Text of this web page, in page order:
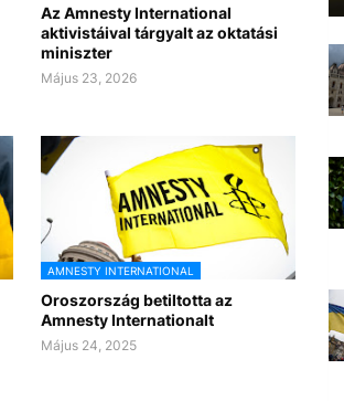
Az Amnesty International
aktivistáival tárgyalt az oktatási
miniszter
Május 23, 2026
AMNESTY INTERNATIONAL
Oroszország betiltotta az
Amnesty Internationalt
Május 24, 2025